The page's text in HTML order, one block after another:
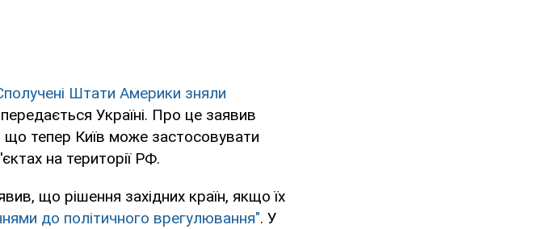
Штати Америки зняли
Україні. Про це заявив
тепер Київ може застосовувати
на території РФ.
що рішення західних країн, якщо їх
до політичного врегулювання". У